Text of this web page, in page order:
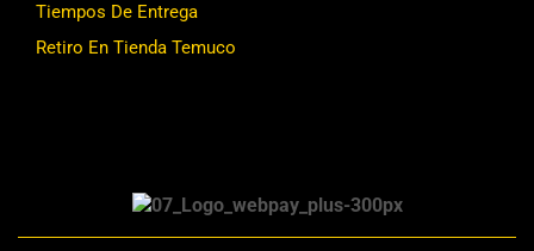
Tiempos De Entrega
Retiro En Tienda Temuco